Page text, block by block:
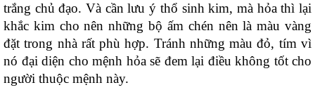
trắng chủ đạo. Và cần lưu ý thổ sinh kim, mà hỏa thì lại
khắc kim cho nên những bộ ấm chén nên là màu vàng
đặt trong nhà rất phù hợp. Tránh những màu đỏ, tím vì
nó đại diện cho mệnh hỏa sẽ đem lại điều không tốt cho
người thuộc mệnh này.